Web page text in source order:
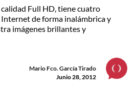
Full HD, tiene cuatro
de forma inalámbrica y
imágenes brillantes y
Mario Fco. García Tirado
Junio 28, 2012